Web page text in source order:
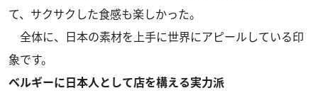
て、サクサクした食感も楽しかった。
全体に、日本の素材を上手に世界にアピールしている印
象です。
ベルギーに日本人として店を構える実力派